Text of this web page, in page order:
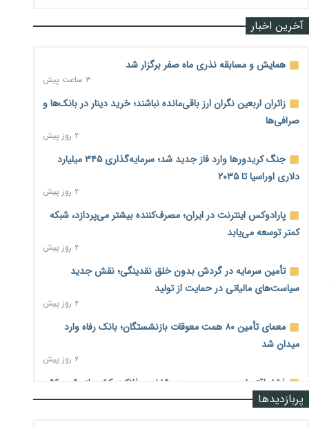
آخرین اخبار
همایش و مسابقه نذری ماه صفر برگزار شد
۳ ساعت پیش
زائران اربعین نگران ارز باقی‌مانده نباشند؛ خرید دینار در بانک‌ها و
صرافی‌ها
۲ روز پیش
جنگ کریدورها وارد فاز جدید شد؛ سرمایه‌گذاری ۳۴۵ میلیارد
دلاری اوراسیا تا ۲۰۳۵
۲ روز پیش
پارادوکس اینترنت در ایران؛ مصرف‌کننده بیشتر می‌پردازد، شبکه
کمتر توسعه می‌یابد
۲ روز پیش
تأمین سرمایه در گردش بدون خلق نقدینگی؛ نقش جدید
سیاست‌های مالیاتی در حمایت از تولید
۲ روز پیش
معمای تأمین ۸۰ همت معوقات بازنشستگان؛ بانک رفاه وارد
میدان شد
۲ روز پیش
فشار اقتصادی در مسیر صعود؛ شاخص فلاکت کشور از ۹۰ به ۹۶
درصد رسید
پربازدیدها